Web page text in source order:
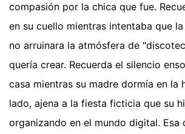
compasión por la chica que fue.
en su cuello mientras intentaba que
no arruinara la atmósfera de
quería crear. Recuerda el silencio
casa mientras su madre dormía en la
lado, ajena a la fiesta ficticia que su
organizando en el mundo digital. Esa